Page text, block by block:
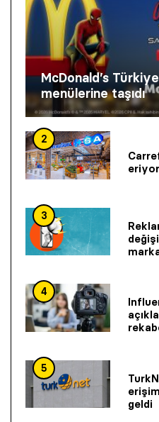
McDonald’s
menülerine taşıdı
2
3
4
5
geldi